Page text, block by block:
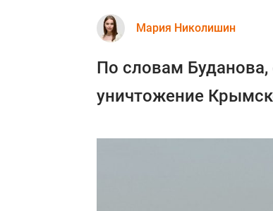
Мария Николишин
По словам Буданова,
уничтожение